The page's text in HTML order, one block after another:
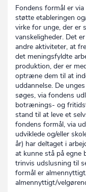
Fondens formål er
støtte etableringen
virke for unge, der er
vanskeligheder. Det
andre aktiviteter, at
det meningsfyldte
produktion, der er
optræne dem til at
uddannelse. De
søges, via fondens
botrænings- og
stand til at leve et
fondens formål, via
udviklede og/eller
år) har deltaget i
at kunne stå på
trinvis udslusning til
formål er
almennyttigt/